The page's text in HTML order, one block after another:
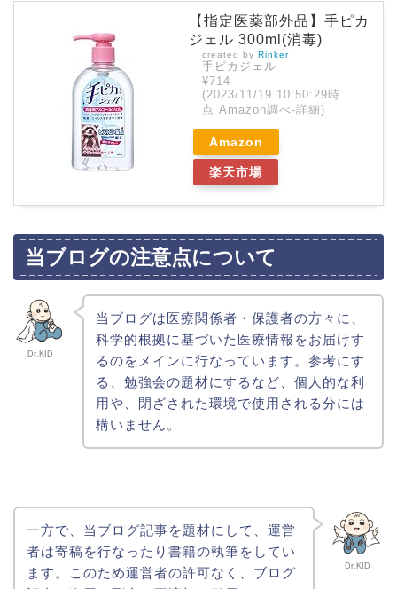
【指定医薬部外品】手ピカ
ジェル 300ml(消毒)
created by Rinker
手ピカジェル
¥714
(2023/11/19 10:50:29時
点 Amazon調べ-詳細)
Amazon
楽天市場
当ブログの注意点について
Dr.KID
当ブログは医療関係者・保護者の方々に、
科学的根拠に基づいた医療情報をお届けす
るのをメインに行なっています。参考にす
る、勉強会の題材にするなど、個人的な利
用や、閉ざされた環境で使用される分には
構いません。
Dr.KID
一方で、当ブログ記事を題材にして、運営
者は寄稿を行なったり書籍の執筆をしてい
ます。このため運営者の許可なく、ブログ